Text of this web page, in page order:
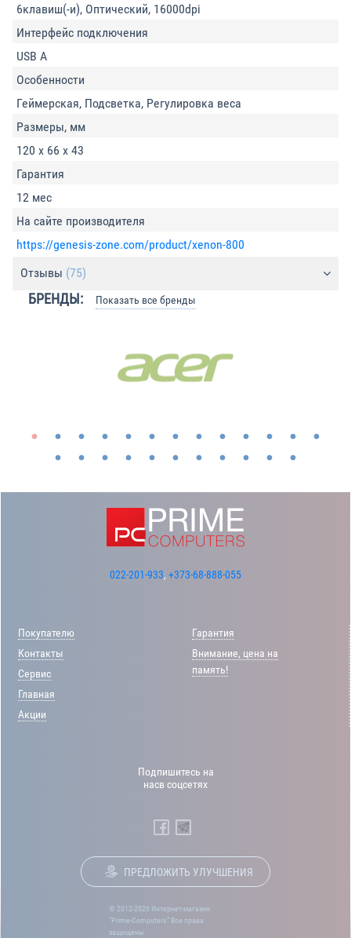
6клавиш(-и), Оптический, 16000dpi
Интерфейс подключения
USB A
Особенности
Геймерская, Подсветка, Регулировка веса
Размеры, мм
120 x 66 x 43
Гарантия
12 мес
На сайте производителя
https://genesis-zone.com/product/xenon-800
Отзывы (75)
БРЕНДЫ: Показать все бренды
022-201-933, +373-68-888-055
Покупателю
Контакты
Сервис
Главная
Акции
Гарантия
Внимание, цена на
память!
Подпишитесь на
насв соцсетях
ПРЕДЛОЖИТЬ УЛУЧШЕНИЯ
© 2012-2026 Интернет-магазин
“Prime-Computers” Все права
защищены.